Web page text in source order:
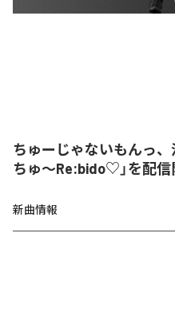
ちゅーじゃないもんっ
ちゅ〜Re:bido♡」を配信
新曲情報